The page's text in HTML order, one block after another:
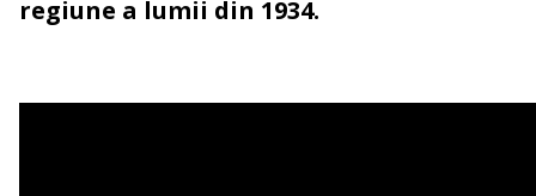
regiune a lumii din 1934.